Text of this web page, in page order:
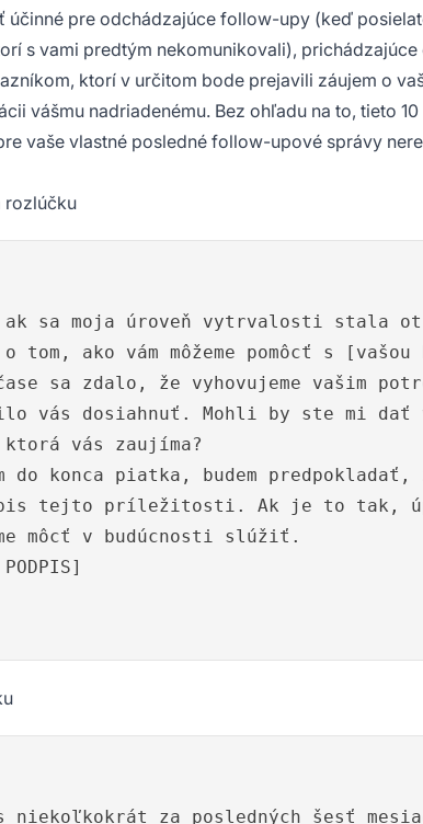
účinné pre odchádzajúce follow-upy (keď
s vami predtým nekomunikovali),
ktorí v určitom bode prejavili záujem o
vášmu nadriadenému. Bez ohľadu na to, tieto
vaše vlastné posledné follow-upové správy
rozlúčku
ak sa moja úroveň vytrvalosti stala
tom, ako vám môžeme pomôcť s [vašou
sa zdalo, že vyhovujeme vašim
vás dosiahnuť. Mohli by ste mi
vás zaujíma?
do konca piatka, budem
tejto príležitosti. Ak je to tak,
môcť v budúcnosti slúžiť.
niekoľkokrát za posledných šesť